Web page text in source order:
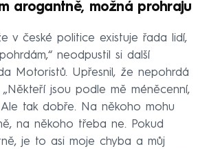
arogantně, možná prohraju
v české politice existuje řada lidí,
neodpustil si další
Motoristů. Upřesnil, že nepohrdá
„Někteří jsou podle mě méněcenní,
Ale tak dobře. Na někoho mohu
na někoho třeba ne. Pokud
je to asi moje chyba a můj